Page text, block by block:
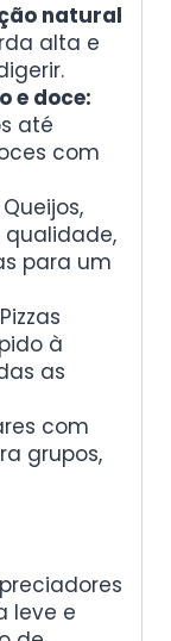
natural
alta e
e doce:
até
com
Queijos,
para um
Pizzas
à
as
com
grupos,
leve e